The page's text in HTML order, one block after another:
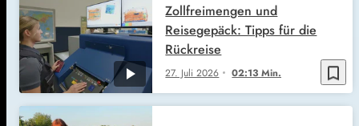
bookmark_border
27. Juli 2026 02:13 Min.
Zollfreimengen und
Reisegepäck: Tipps für die
Rückreise